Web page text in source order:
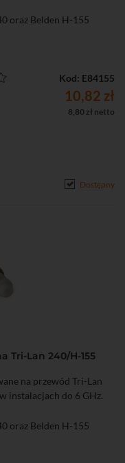
oraz Belden H-155
Kod: E84155
10,82 zł
8,80 zł netto
Dostępny
Tri-Lan 240/H-155
na przewód Tri-Lan
instalacjach do 6 GHz.
oraz Belden H-155